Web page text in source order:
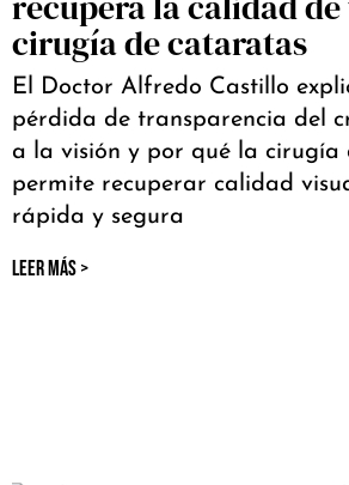
cirugía de cataratas
El Doctor Alfredo Castillo
pérdida de transparencia del
a la visión y por qué la cirugía
permite recuperar calidad
rápida y segura
LEER MÁS >